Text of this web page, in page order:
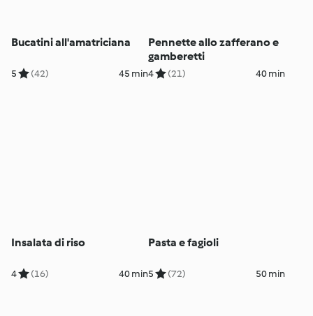
Bucatini all'amatriciana
5 (42) 45 min
Pennette allo zafferano e
gamberetti
4 (21) 40 min
Insalata di riso
4 (16) 40 min
Pasta e fagioli
5 (72) 50 min